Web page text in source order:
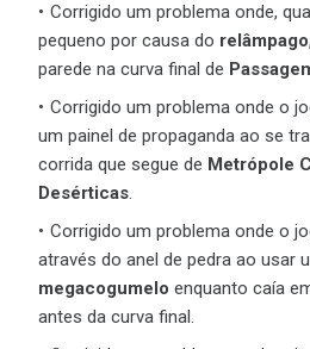
Corrigido um problema onde,
pequeno por causa do relâmpago
parede na curva final de
Corrigido um problema onde o
um painel de propaganda ao se
corrida que segue de Metrópole
Desérticas.
Corrigido um problema onde o
através do anel de pedra ao usar
megacogumelo enquanto caía
antes da curva final.